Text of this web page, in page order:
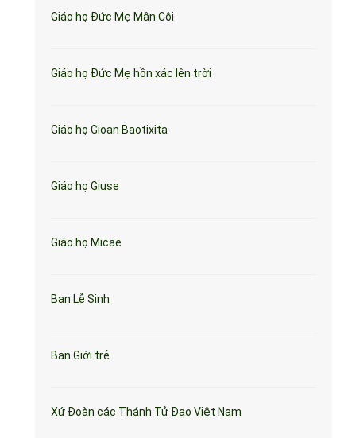
Giáo họ Đức Mẹ Mân Côi
Giáo họ Đức Mẹ hồn xác lên trời
Giáo họ Gioan Baotixita
Giáo họ Giuse
Giáo họ Micae
Ban Lễ Sinh
Ban Giới trẻ
Xứ Đoàn các Thánh Tử Đạo Việt Nam